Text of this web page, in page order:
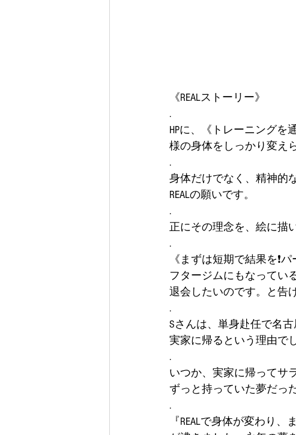
《REALストーリー》
.
HPに、《トレーニング
様の身体をしっかり変え
.
身体だけでなく、精神的
REALの願いです。
.
正にその理念を、絵に描
.
《まずは短期で結果を❗
フタージムにもなってい
退会したいのです。と告
.
Sさんは、単身赴任で名
実家に帰るという理由で
.
いつか、実家に帰ってサ
ずっと持っていた夢だっ
.
『REALで身体が変わり